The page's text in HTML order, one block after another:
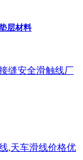
层材料
缝安全滑触线厂
,天车滑线价格优